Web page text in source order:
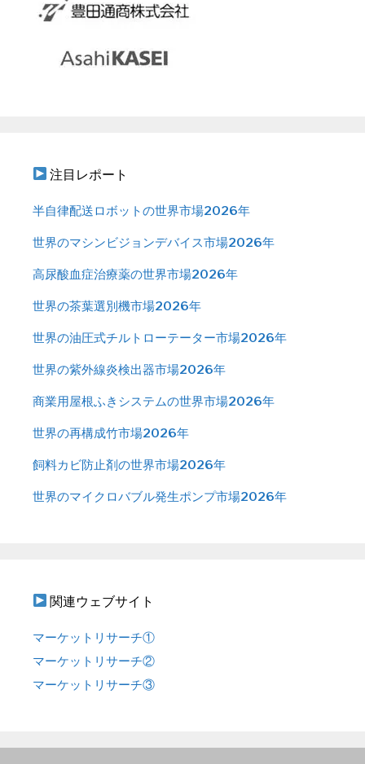
注目レポート
半自律配送ロボットの世界市場2026年
世界のマシンビジョンデバイス市場2026年
高尿酸血症治療薬の世界市場2026年
世界の茶葉選別機市場2026年
世界の油圧式チルトローテーター市場2026年
世界の紫外線炎検出器市場2026年
商業用屋根ふきシステムの世界市場2026年
世界の再構成竹市場2026年
飼料カビ防止剤の世界市場2026年
世界のマイクロバブル発生ポンプ市場2026年
関連ウェブサイト
マーケットリサーチ①
マーケットリサーチ②
マーケットリサーチ③